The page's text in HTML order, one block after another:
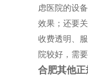
虑医院的设
效果；还要
收费透明、
院较好，需
合肥其他